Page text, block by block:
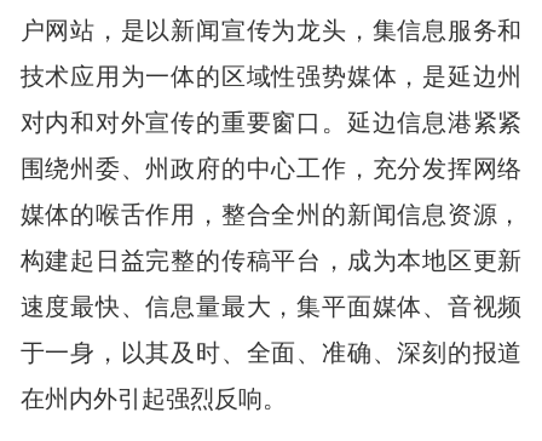
户网站，是以新闻宣传为龙头，集信息服务和
技术应用为一体的区域性强势媒体，是延边州
对内和对外宣传的重要窗口。延边信息港紧紧
围绕州委、州政府的中心工作，充分发挥网络
媒体的喉舌作用，整合全州的新闻信息资源，
构建起日益完整的传稿平台，成为本地区更新
速度最快、信息量最大，集平面媒体、音视频
于一身，以其及时、全面、准确、深刻的报道
在州内外引起强烈反响。